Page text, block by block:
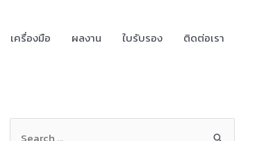
เครื่องมือ ผลงาน ใบรับรอง ติดต่อเรา